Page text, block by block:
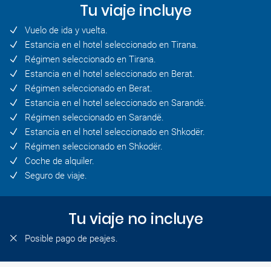
Tu viaje incluye
Vuelo de ida y vuelta.
Estancia en el hotel seleccionado en Tirana.
Régimen seleccionado en Tirana.
Estancia en el hotel seleccionado en Berat.
Régimen seleccionado en Berat.
Estancia en el hotel seleccionado en Sarandë.
Régimen seleccionado en Sarandë.
Estancia en el hotel seleccionado en Shkodër.
Régimen seleccionado en Shkodër.
Coche de alquiler.
Seguro de viaje.
Tu viaje no incluye
Posible pago de peajes.